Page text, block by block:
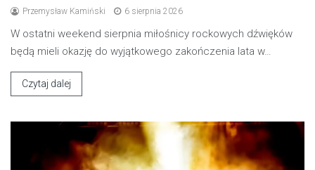
Przemysław Kamiński 6 sierpnia 2026
W ostatni weekend sierpnia miłośnicy rockowych dźwięków
będą mieli okazję do wyjątkowego zakończenia lata w…
Czytaj dalej